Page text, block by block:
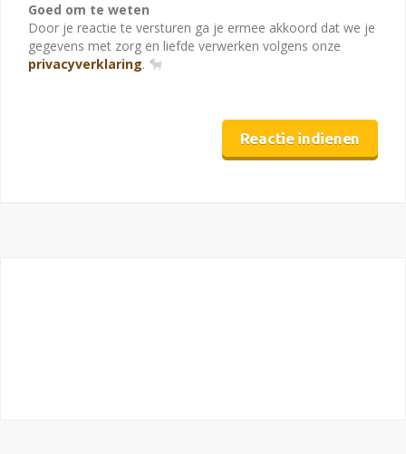
Goed om te weten
Door je reactie te versturen ga je ermee akkoord dat we je
gegevens met zorg en liefde verwerken volgens onze
privacyverklaring.